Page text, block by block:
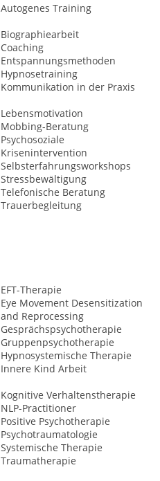
Autogenes Training
Biographiearbeit
Coaching
Entspannungsmethoden
Hypnosetraining
Kommunikation in der Praxis
Lebensmotivation
Mobbing-Beratung
Psychosoziale
Krisenintervention
Selbsterfahrungsworkshops
Stressbewältigung
Telefonische Beratung
Trauerbegleitung
EFT-Therapie
Eye Movement Desensitization
and Reprocessing
Gesprächspsychotherapie
Gruppenpsychotherapie
Hypnosystemische Therapie
Innere Kind Arbeit
Kognitive Verhaltenstherapie
NLP-Practitioner
Positive Psychotherapie
Psychotraumatologie
Systemische Therapie
Traumatherapie